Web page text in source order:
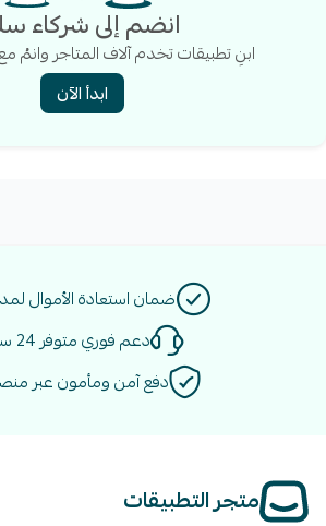
انضم إلى شركاء
ابنِ تطبيقات تخدم آلاف المتاجر
ابدأ الآن
ضمان استعادة الأموال لمدة 7
دعم فوري متوفر 24 ساعة
دفع آمن ومأمون عبر
متجر التطبيقات